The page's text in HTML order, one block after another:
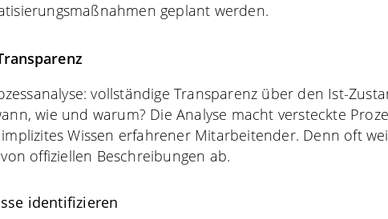
geplant werden.
vollständige Transparenz über den Ist-
wie und warum? Die Analyse macht versteckte
Wissen erfahrener Mitarbeitender. Denn oft
offiziellen Beschreibungen ab.
identifizieren